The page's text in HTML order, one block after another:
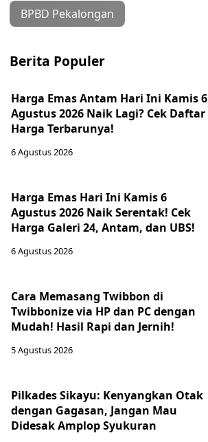
BPBD Pekalongan
Berita Populer
Harga Emas Antam Hari Ini Kamis 6
Agustus 2026 Naik Lagi? Cek Daftar
Harga Terbarunya!
6 Agustus 2026
Harga Emas Hari Ini Kamis 6
Agustus 2026 Naik Serentak! Cek
Harga Galeri 24, Antam, dan UBS!
6 Agustus 2026
Cara Memasang Twibbon di
Twibbonize via HP dan PC dengan
Mudah! Hasil Rapi dan Jernih!
5 Agustus 2026
Pilkades Sikayu: Kenyangkan Otak
dengan Gagasan, Jangan Mau
Didesak Amplop Syukuran